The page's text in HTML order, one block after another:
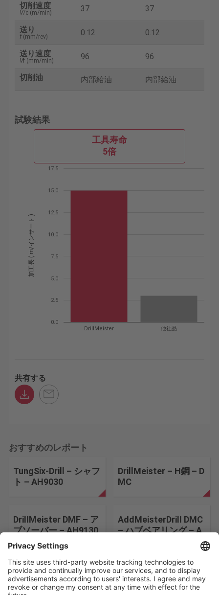
切削速度
V/c (m/min) 37 37
送り
f(mm/rev) 0.12 0.12
送り速度
Vf (mm/min) 96 96
切削油 内部給油 内部給油
試験結果
工具寿命
5倍
DrillMeister 他社品
0.0
2.5
5.0
7.5
10.0
12.5
15.0
17.5
加工長 ( m/インサート )
共有する
おすすめのレポート
TungSix-Drill – シャフ
ト – AH9030
DrillMeister – H鋼 – D
MC
DrillMeister DMF – ア
ブソーバー – AH9130
AddMeisterDrill DMC
– ハブベアリング – A
検索条件を変更する